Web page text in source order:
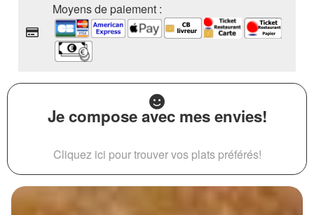
Moyens de paiement :
Je compose avec mes envies!
Cliquez ici pour trouver vos plats préférés!